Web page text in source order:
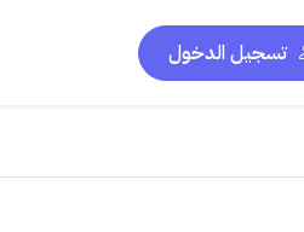
تسجيل الدخول